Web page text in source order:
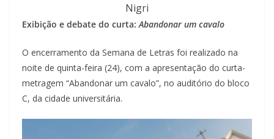
Nigri
Exibição e debate do curta:Abandonar um cavalo
O encerramento da Semana de Letras foi realizado na
noite de quinta-feira (24), com a apresentação do curta-
metragem “Abandonar um cavalo”, no auditório do bloco
C, da cidade universitária.